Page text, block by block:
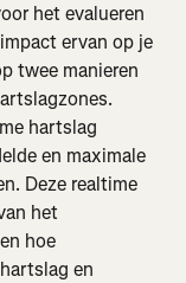
het evalueren
ervan op je
twee manieren
hartslag
en maximale
Deze realtime
het
hoe
en